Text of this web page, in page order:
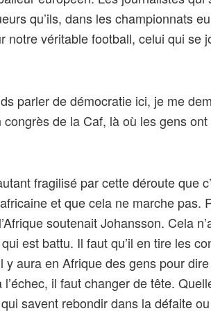
qu’ils, dans les championnats
notre véritable football, celui qui se
parler de démocratie ici, je me
de la Caf, là où les gens ont
fragilisé par cette déroute que
et que cela ne marche pas.
soutenait Johansson. Cela
est battu. Il faut qu’il en tire les
y aura en Afrique des gens pour
il faut changer de tête.
savent rebondir dans la défaite